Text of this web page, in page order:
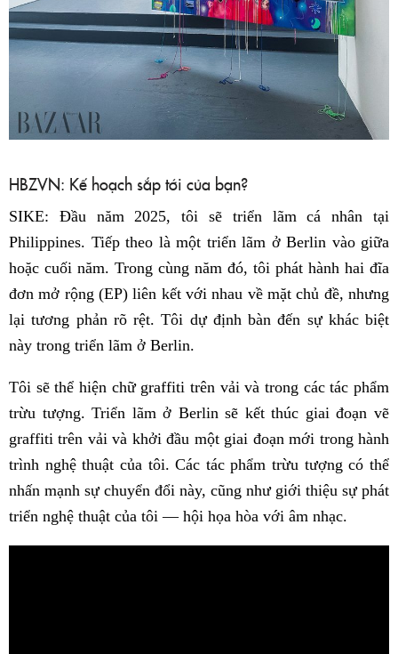
HBZVN: Kế hoạch sắp tới của bạn?
SIKE: Đầu năm 2025, tôi sẽ triển lãm cá nhân tại
Philippines. Tiếp theo là một triển lãm ở Berlin vào giữa
hoặc cuối năm. Trong cùng năm đó, tôi phát hành hai đĩa
đơn mở rộng (EP) liên kết với nhau về mặt chủ đề, nhưng
lại tương phản rõ rệt. Tôi dự định bàn đến sự khác biệt
này trong triển lãm ở Berlin.
Tôi sẽ thể hiện chữ graffiti trên vải và trong các tác phẩm
trừu tượng. Triển lãm ở Berlin sẽ kết thúc giai đoạn vẽ
graffiti trên vải và khởi đầu một giai đoạn mới trong hành
trình nghệ thuật của tôi. Các tác phẩm trừu tượng có thể
nhấn mạnh sự chuyển đổi này, cũng như giới thiệu sự phát
triển nghệ thuật của tôi — hội họa hòa với âm nhạc.